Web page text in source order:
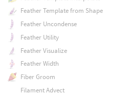
Feather Template from Shape
Feather Uncondense
Feather Utility
Feather Visualize
Feather Width
Fiber Groom
Filament Advect